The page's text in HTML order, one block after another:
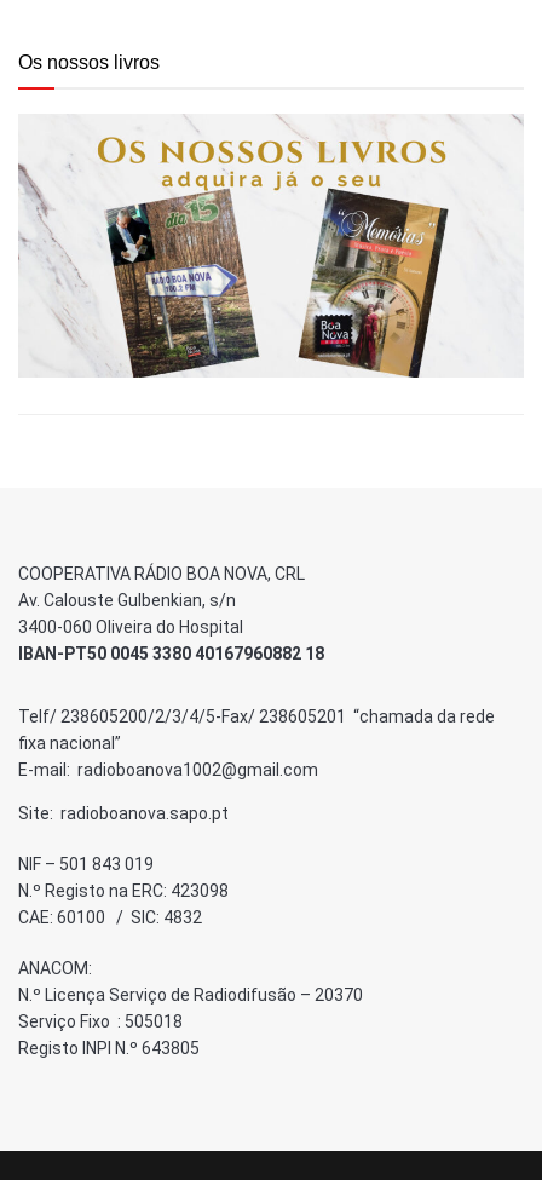
Os nossos livros
COOPERATIVA RÁDIO BOA NOVA, CRL
Av. Calouste Gulbenkian, s/n
3400-060 Oliveira do Hospital
IBAN-PT50 0045 3380 40167960882 18
Telf/ 238605200/2/3/4/5-Fax/ 238605201 “chamada da rede
fixa nacional”
E-mail: radioboanova1002@gmail.com
Site: radioboanova.sapo.pt
NIF – 501 843 019
N.º Registo na ERC: 423098
CAE: 60100 / SIC: 4832
ANACOM:
N.º Licença Serviço de Radiodifusão – 20370
Serviço Fixo : 505018
Registo INPI N.º 643805